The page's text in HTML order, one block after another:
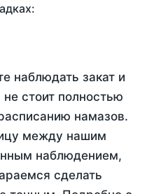
наблюдать закат и
стоит полностью
намазов.
между нашим
наблюдением,
сделать